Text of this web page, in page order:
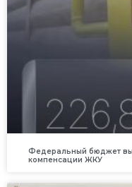
Федеральный бюджет
компенсации ЖКУ